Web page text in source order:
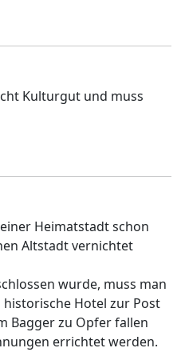
Kulturgut und muss
Heimatstadt schon
Altstadt vernichtet
wurde, muss man
Hotel zur Post
Bagger zu Opfer fallen
errichtet werden.